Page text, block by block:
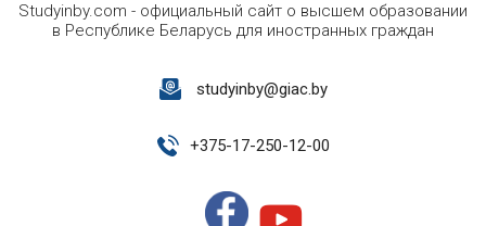
Studyinby.com - официальный сайт о высшем образовании
в Республике Беларусь для иностранных граждан
studyinby@giac.by
+375-17-250-12-00